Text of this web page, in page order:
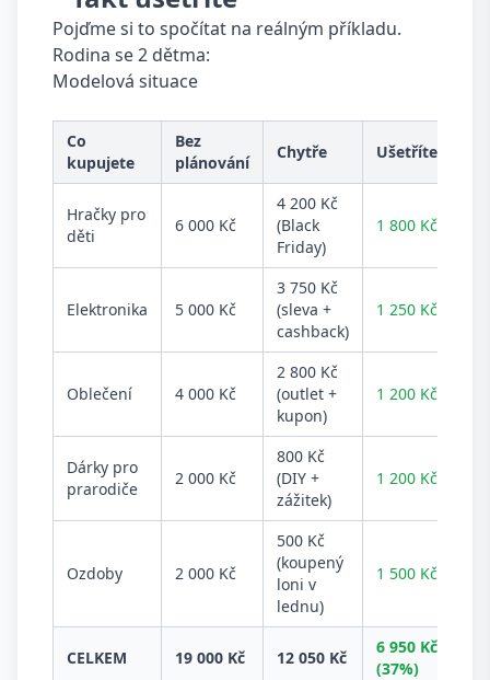
Pojďme si to spočítat na reálným příkladu.
Rodina se 2 dětma:
Modelová situace
Co
kupujete
Bez
plánování
Chytře Ušetříte
Hračky pro
děti
6 000 Kč
4 200 Kč
(Black
Friday)
1 800 Kč
Elektronika 5 000 Kč
3 750 Kč
(sleva +
cashback)
1 250 Kč
Oblečení 4 000 Kč
2 800 Kč
(outlet +
kupon)
1 200 Kč
Dárky pro
prarodiče
2 000 Kč
800 Kč
(DIY +
zážitek)
1 200 Kč
Ozdoby 2 000 Kč
500 Kč
(koupený
loni v
lednu)
1 500 Kč
CELKEM 19 000 Kč 12 050 Kč
6 950 Kč
(37%)